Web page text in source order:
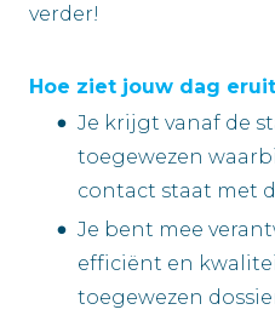
verder!
Hoe ziet jouw dag
Je krijgt vanaf de
toegewezen
contact staat met
Je bent mee
efficiënt en
toegewezen